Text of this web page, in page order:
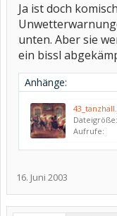
Ja ist doch
unten. Aber sie
ein bissl
Anhänge:
Dateigröße:
Aufrufe:
16. Juni 2003